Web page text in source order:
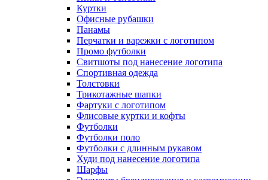
Куртки
Офисные рубашки
Панамы
Перчатки и варежки с логотипом
Промо футболки
Свитшоты под нанесение логотипа
Спортивная одежда
Толстовки
Трикотажные шапки
Фартуки с логотипом
Флисовые куртки и кофты
Футболки
Футболки поло
Футболки с длинным рукавом
Худи под нанесение логотипа
Шарфы